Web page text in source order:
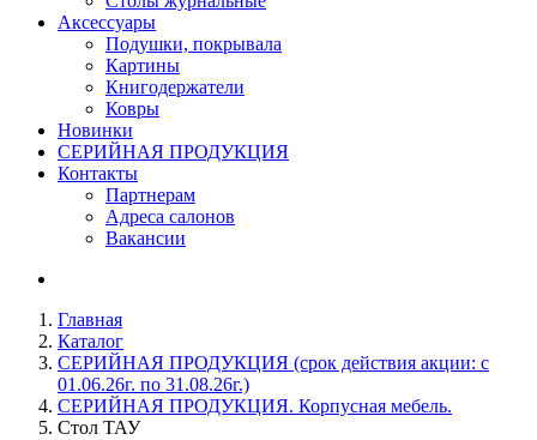
Аксессуары
Подушки, покрывала
Картины
Книгодержатели
Ковры
Новинки
СЕРИЙНАЯ ПРОДУКЦИЯ
Контакты
Партнерам
Адреса салонов
Вакансии
Главная
Каталог
СЕРИЙНАЯ ПРОДУКЦИЯ (срок действия акции: с
01.06.26г. по 31.08.26г.)
СЕРИЙНАЯ ПРОДУКЦИЯ. Корпусная мебель.
Стол ТАУ